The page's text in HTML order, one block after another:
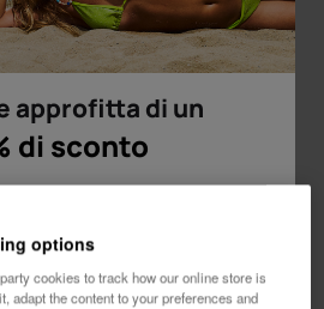
approfitta di un
di sconto
Uomo
options
cookies to track how our online store is
adapt the content to your preferences and